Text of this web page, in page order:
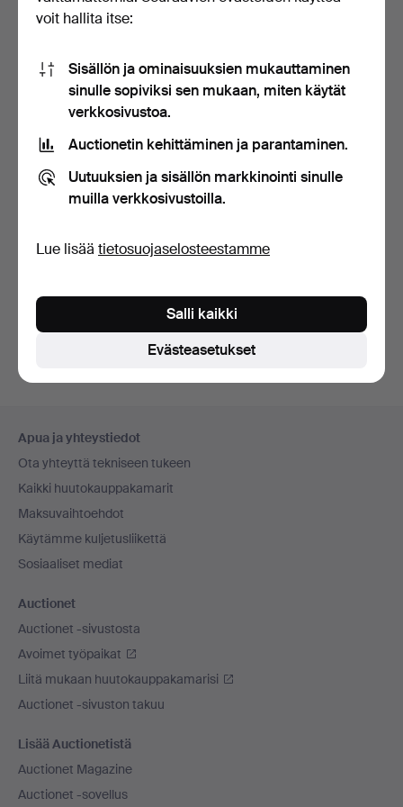
14 karaatin kultainen
sinettisormus onyksi…
9 t 28 min
5 tarjousta
Kaksi sterlinghopeista
miesten sormusta, l…
2 päivää
Tarjous
Aseta hakuvahti
Hakuja voi tehdä myös täällä:meidän arkistomme, jossa
ovat päättyneet huutokaupat.
Apua ja yhteystiedot
Ota yhteyttä tekniseen tukeen
Kaikki huutokauppakamarit
Maksuvaihtoehdot
Käytämme kuljetusliikettä
Sosiaaliset mediat
Auctionet
Auctionet -sivustosta
Avoimet työpaikat
Liitä mukaan huutokauppakamarisi
Auctionet -sivuston takuu
Lisää Auctionetistä
Auctionet Magazine
Auctionet -sovellus
voit hallita itse:
Sisällön ja ominaisuuksien mukauttaminen
sinulle sopiviksi sen mukaan, miten käytät
verkkosivustoa.
Auctionetin kehittäminen ja parantaminen.
Uutuuksien ja sisällön markkinointi sinulle
muilla verkkosivustoilla.
Lue lisää tietosuojaselosteestamme
Evästeasetukset
Salli kaikki